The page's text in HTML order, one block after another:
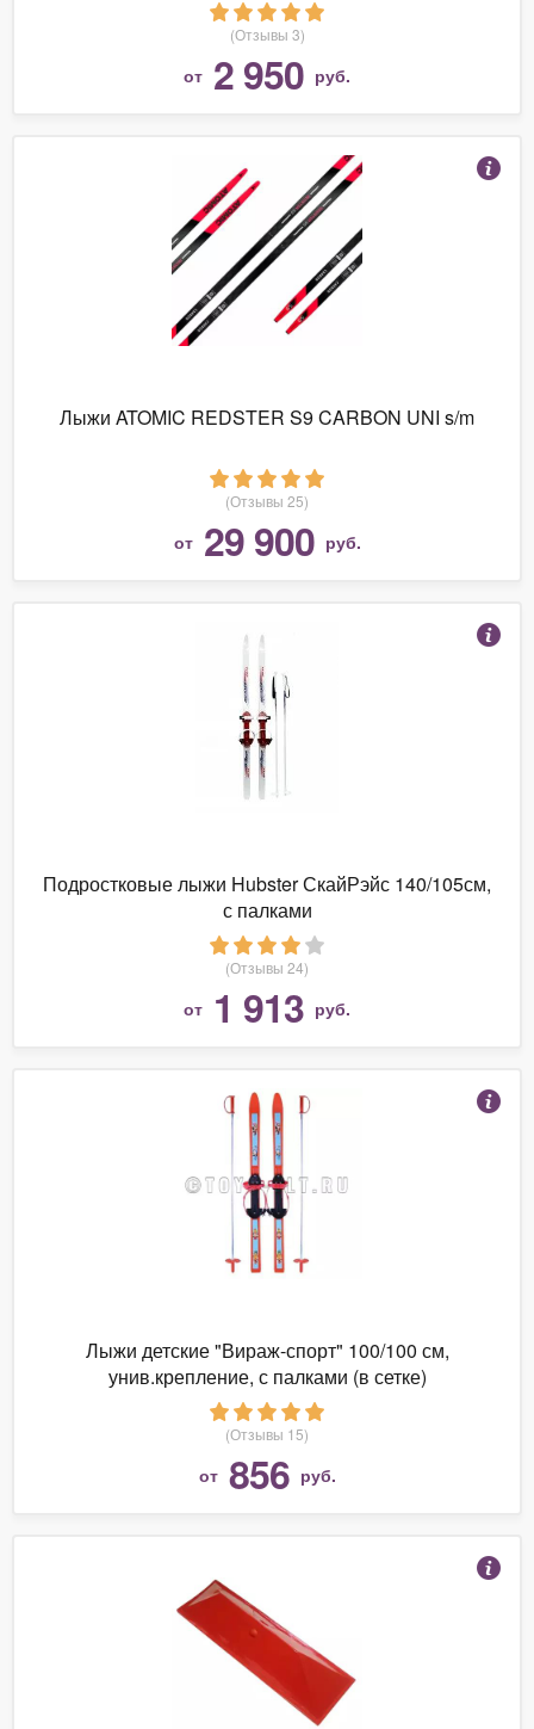
(Отзывы 3)
от 2 950 руб.
Лыжи ATOMIC REDSTER S9 CARBON UNI s/m
(Отзывы 25)
от 29 900 руб.
Подростковые лыжи Hubster СкайРэйс 140/105см,
с палками
(Отзывы 24)
от 1 913 руб.
Лыжи детские "Вираж-спорт" 100/100 см,
унив.крепление, с палками (в сетке)
(Отзывы 15)
от 856 руб.